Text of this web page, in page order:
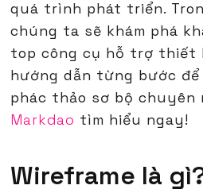
quá trình phát triển.
chúng ta sẽ khám phá
top công cụ hỗ trợ thiết
hướng dẫn từng bước
phác thảo sơ bộ chuyên
Markdao tìm hiểu ngay!
Wireframe là